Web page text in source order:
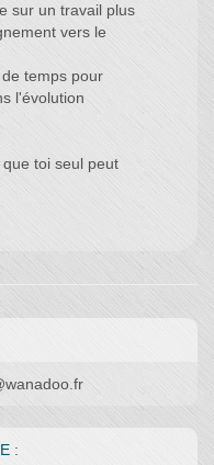
sur un travail plus
vers le
temps pour
l'évolution
toi seul peut
: